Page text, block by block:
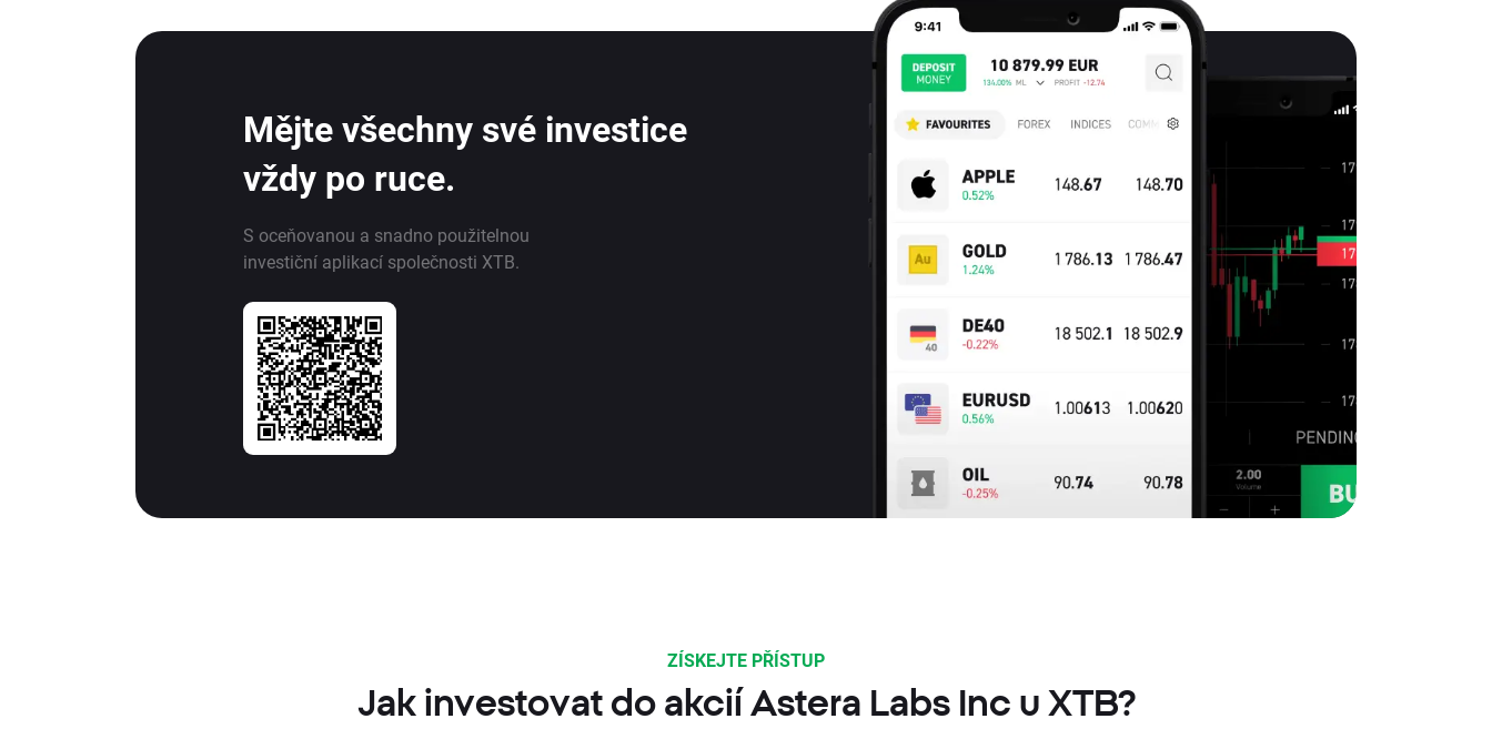
Mějte všechny své investice
vždy po ruce.
S oceňovanou a snadno použitelnou
investiční aplikací společnosti XTB.
ZÍSKEJTE PŘÍSTUP
Jak investovat do akcií Astera Labs Inc u XTB?